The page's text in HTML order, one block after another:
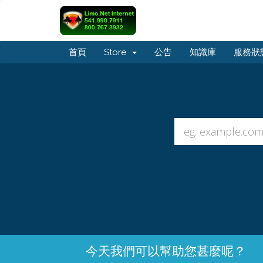
首頁 Store 公告 知識庫 服務狀
今天我們可以幫助您甚麼呢？